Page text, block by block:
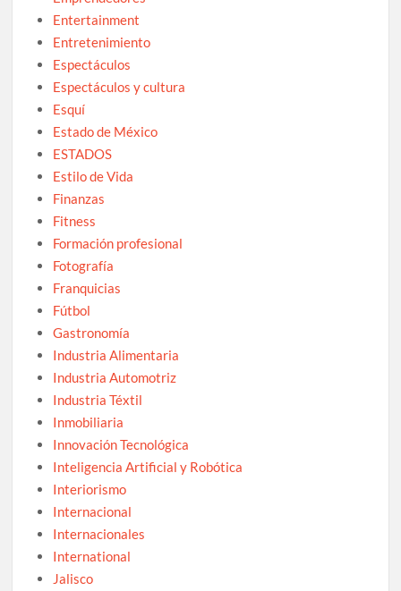
Entertainment
Entretenimiento
Espectáculos
Espectáculos y cultura
Esquí
Estado de México
ESTADOS
Estilo de Vida
Finanzas
Fitness
Formación profesional
Fotografía
Franquicias
Fútbol
Gastronomía
Industria Alimentaria
Industria Automotriz
Industria Téxtil
Inmobiliaria
Innovación Tecnológica
Inteligencia Artificial y Robótica
Interiorismo
Internacional
Internacionales
International
Jalisco